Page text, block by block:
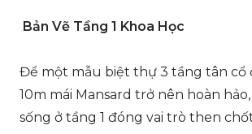
Bản Vẽ Tầng 1 Khoa Học
Để một mẫu biệt thự 3 tầng tân cổ
10m mái Mansard trở nên hoàn
sống ở tầng 1 đóng vai trò then